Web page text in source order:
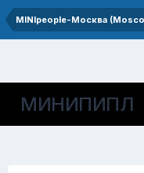
MINIpeople-Москва
МИНИПИПЛ